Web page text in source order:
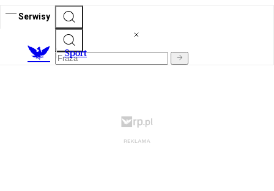
Serwisy
Sport